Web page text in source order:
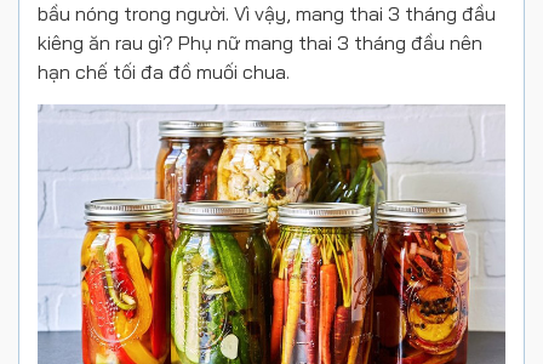
bầu nóng trong người. Vì vậy, mang thai 3 tháng đầu
kiêng ăn rau gì? Phụ nữ mang thai 3 tháng đầu nên
hạn chế tối đa đồ muối chua.